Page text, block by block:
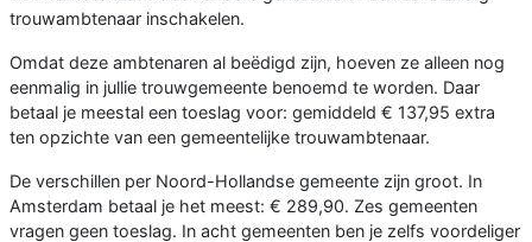
trouwambtenaar inschakelen.
Omdat deze ambtenaren al beëdigd zijn, hoeven ze alleen nog
eenmalig in jullie trouwgemeente benoemd te worden. Daar
betaal je meestal een toeslag voor: gemiddeld € 137,95 extra
ten opzichte van een gemeentelijke trouwambtenaar.
De verschillen per Noord-Hollandse gemeente zijn groot. In
Amsterdam betaal je het meest: € 289,90. Zes gemeenten
vragen geen toeslag. In acht gemeenten ben je zelfs voordeliger